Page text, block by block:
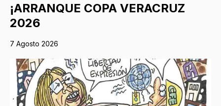
¡ARRANQUE COPA VERACRUZ
2026
7 Agosto 2026